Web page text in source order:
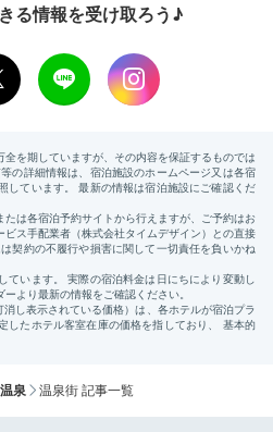
る情報を受け取ろう♪
温泉 温泉街 記事一覧